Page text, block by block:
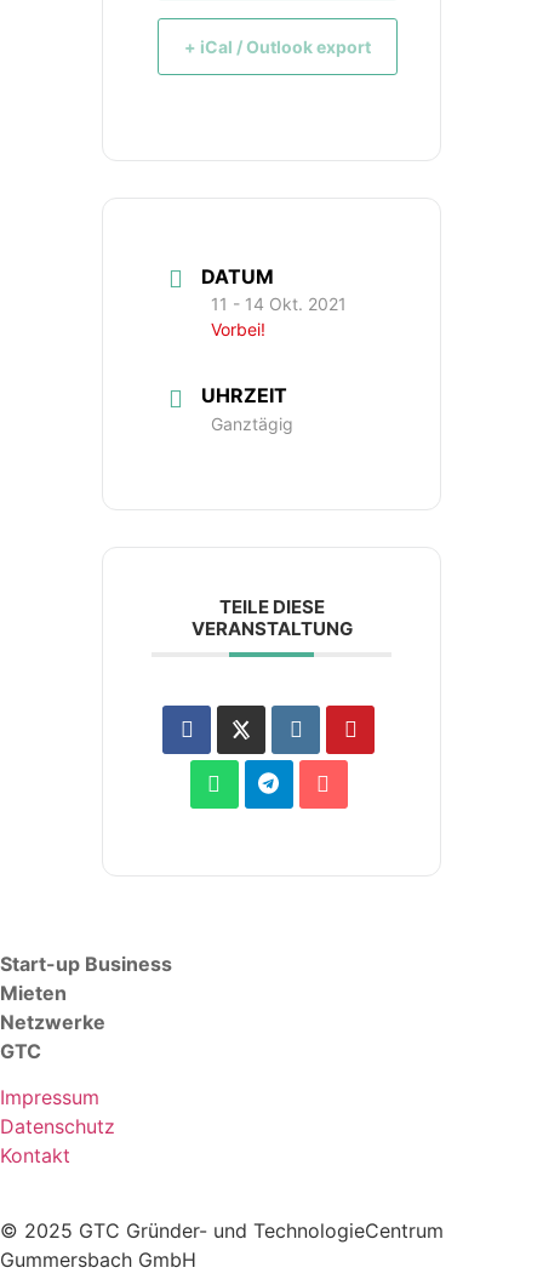
+ iCal / Outlook export
DATUM
11 - 14 Okt. 2021
Vorbei!
UHRZEIT
Ganztägig
TEILE DIESE
VERANSTALTUNG
Start-up Business
Mieten
Netzwerke
GTC
Impressum
Datenschutz
Kontakt
© 2025 GTC Gründer- und TechnologieCentrum
Gummersbach GmbH